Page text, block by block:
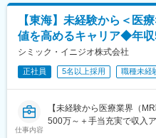
■シミック・イニジオの強み
（1）豊富なプロジェクト数
当社は、国内CRO事業のパ
ニーであるシミックグルー
スをグローバルに展開する
ントベンチャーです。
規模なものから、日本市
ど、規模やミッションも様
【東海】未経験から＜医
値を高めるキャリア◆年収
シミック・イニジオ株式会社
正社員 5名以上採用 職種未経
仕事内容
【未経験から医療業界（
500万～＋手当充実で収入